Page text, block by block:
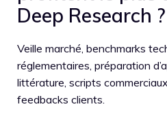
Deep Research ?
Veille marché, benchmarks
réglementaires, préparation
littérature, scripts
feedbacks clients.